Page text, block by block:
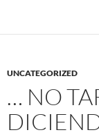
UNCATEGORIZED
… NO